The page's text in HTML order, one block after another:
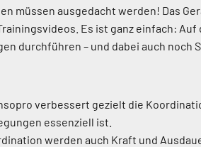
müssen ausgedacht werden! Das
Es ist ganz einfach: Auf
durchführen – und dabei auch noch
verbessert gezielt die
essenziell ist.
werden auch Kraft und